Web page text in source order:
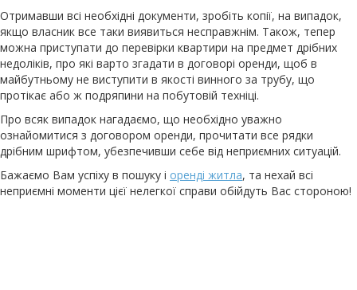
Отримавши всі необхідні документи, зробіть копії, на випадок,
якщо власник все таки виявиться несправжнім. Також, тепер
можна приступати до перевірки квартири на предмет дрібних
недоліків, про які варто згадати в договорі оренди, щоб в
майбутньому не виступити в якості винного за трубу, що
протікає або ж подряпини на побутовій техніці.
Про всяк випадок нагадаємо, що необхідно уважно
ознайомитися з договором оренди, прочитати все рядки
дрібним шрифтом, убезпечивши себе від неприємних ситуацій.
Бажаємо Вам успіху в пошуку і оренді житла, та нехай всі
неприємні моменти цієї нелегкої справи обійдуть Вас стороною!